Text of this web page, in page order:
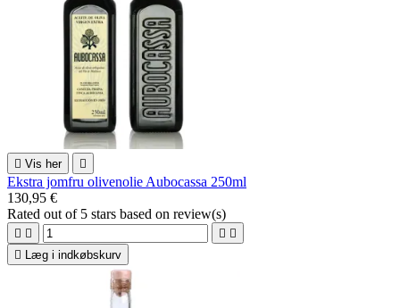
 Vis her 
Ekstra jomfru olivenolie Aubocassa 250ml
130,95 €
Rated out of 5 stars based on review(s)
   

Læg i indkøbskurv